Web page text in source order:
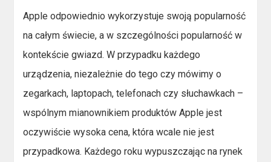
Apple odpowiednio wykorzystuje swoją popularność
na całym świecie, a w szczególności popularność w
kontekście gwiazd. W przypadku każdego
urządzenia, niezależnie do tego czy mówimy o
zegarkach, laptopach, telefonach czy słuchawkach –
wspólnym mianownikiem produktów Apple jest
oczywiście wysoka cena, która wcale nie jest
przypadkowa. Każdego roku wypuszczając na rynek